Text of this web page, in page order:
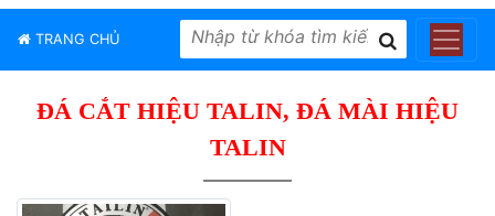
TRANG CHỦ
PHẨM
HIỆU
ĐÁ CẮT HIỆU TALIN, ĐÁ MÀI HIỆU
TALIN